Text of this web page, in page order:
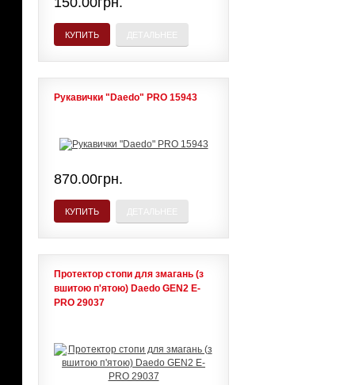
КУПИТЬ
Рукавички "Daedo" PRO 15943
870.00грн.
КУПИТЬ
Протектор стопи для змагань (з
вшитою п'ятою) Daedo GEN2 E-
PRO 29037